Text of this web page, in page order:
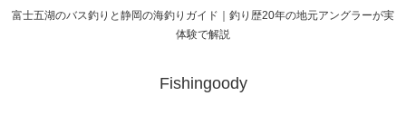
富士五湖のバス釣りと静岡の海釣りガイド｜釣り歴20年の地元アングラーが実
体験で解説
Fishingoody